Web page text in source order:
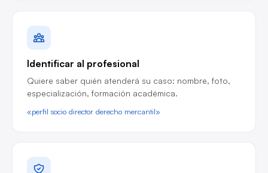
Identificar al profesional
Quiere saber quién atenderá su caso: nombre, foto,
especialización, formación académica.
«perfil socio director derecho mercantil»